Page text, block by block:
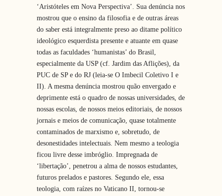
‘Aristóteles em Nova Perspectiva’. Sua denúncia nos
mostrou que o ensino da filosofia e de outras áreas
do saber está integralmente preso ao ditame político
ideológico esquerdista presente e atuante em quase
todas as faculdades ‘humanistas’ do Brasil,
especialmente da USP (cf. Jardim das Aflições), da
PUC de SP e do RJ (leia-se O Imbecil Coletivo I e
II). A mesma denúncia mostrou quão envergado e
deprimente está o quadro de nossas universidades, de
nossas escolas, de nossos meios editoriais, de nossos
jornais e meios de comunicação, quase totalmente
contaminados de marxismo e, sobretudo, de
desonestidades intelectuais. Nem mesmo a teologia
ficou livre desse imbróglio. Impregnada de
‘libertação’, penetrou a alma de nossos estudantes,
futuros prelados e pastores. Segundo ele, essa
teologia, com raízes no Vaticano II, tornou-se